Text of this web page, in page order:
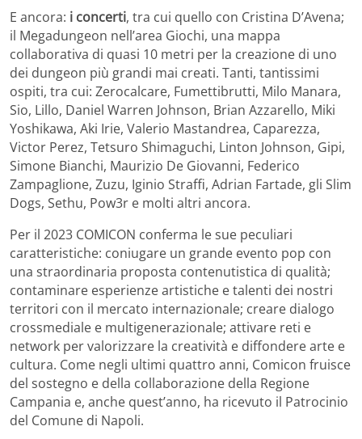
E ancora: i concerti, tra cui quello con Cristina D’Avena;
il Megadungeon nell’area Giochi, una mappa
collaborativa di quasi 10 metri per la creazione di uno
dei dungeon più grandi mai creati. Tanti, tantissimi
ospiti, tra cui: Zerocalcare, Fumettibrutti, Milo Manara,
Sio, Lillo, Daniel Warren Johnson, Brian Azzarello, Miki
Yoshikawa, Aki Irie, Valerio Mastandrea, Caparezza,
Victor Perez, Tetsuro Shimaguchi, Linton Johnson, Gipi,
Simone Bianchi, Maurizio De Giovanni, Federico
Zampaglione, Zuzu, Iginio Straffi, Adrian Fartade, gli Slim
Dogs, Sethu, Pow3r e molti altri ancora.
Per il 2023 COMICON conferma le sue peculiari
caratteristiche: coniugare un grande evento pop con
una straordinaria proposta contenutistica di qualità;
contaminare esperienze artistiche e talenti dei nostri
territori con il mercato internazionale; creare dialogo
crossmediale e multigenerazionale; attivare reti e
network per valorizzare la creatività e diffondere arte e
cultura. Come negli ultimi quattro anni, Comicon fruisce
del sostegno e della collaborazione della Regione
Campania e, anche quest’anno, ha ricevuto il Patrocinio
del Comune di Napoli.